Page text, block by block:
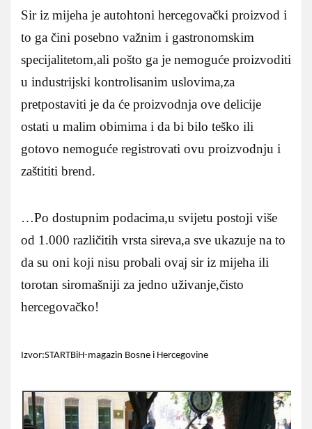
Sir iz mijeha je autohtoni hercegovački proizvod i
to ga čini posebno važnim i gastronomskim
specijalitetom,ali pošto ga je nemoguće proizvoditi
u industrijski kontrolisanim uslovima,za
pretpostaviti je da će proizvodnja ove delicije
ostati u malim obimima i da bi bilo teško ili
gotovo nemoguće registrovati ovu proizvodnju i
zaštititi brend.
…Po dostupnim podacima,u svijetu postoji više
od 1.000 različitih vrsta sireva,a sve ukazuje na to
da su oni koji nisu probali ovaj sir iz mijeha ili
torotan siromašniji za jedno uživanje,čisto
hercegovačko!
Izvor:STARTBiH-magazin Bosne i Hercegovine